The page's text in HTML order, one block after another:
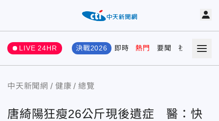
LIVE 24HR 決戰2026 即時 熱門 要聞 社會 娛樂
中天新聞網 健康 總覽
唐綺陽狂瘦26公斤現後遺症 醫：快